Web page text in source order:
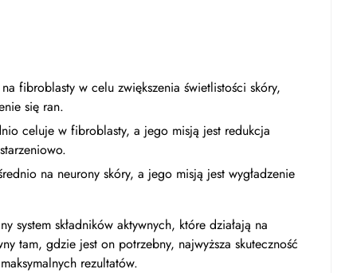
fibroblasty w celu zwiększenia świetlistości skóry,
się ran.
celuje w fibroblasty, a jego misją jest redukcja
na neurony skóry, a jego misją jest wygładzenie
system składników aktywnych, które działają na
tam, gdzie jest on potrzebny, najwyższa skuteczność
rezultatów.